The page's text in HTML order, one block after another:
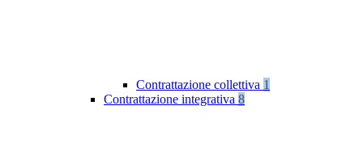
Contrattazione collettiva 1
Contrattazione integrativa 8